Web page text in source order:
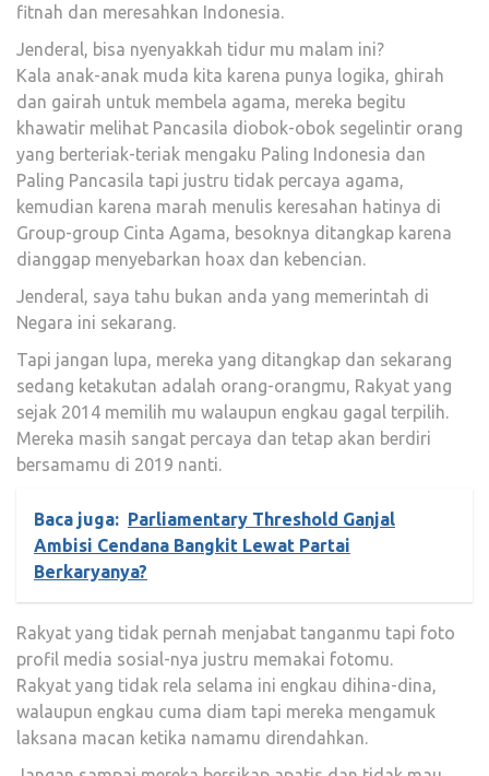
fitnah dan meresahkan Indonesia.
Jenderal, bisa nyenyakkah tidur mu malam ini?
Kala anak-anak muda kita karena punya logika, ghirah
dan gairah untuk membela agama, mereka begitu
khawatir melihat Pancasila diobok-obok segelintir orang
yang berteriak-teriak mengaku Paling Indonesia dan
Paling Pancasila tapi justru tidak percaya agama,
kemudian karena marah menulis keresahan hatinya di
Group-group Cinta Agama, besoknya ditangkap karena
dianggap menyebarkan hoax dan kebencian.
Jenderal, saya tahu bukan anda yang memerintah di
Negara ini sekarang.
Tapi jangan lupa, mereka yang ditangkap dan sekarang
sedang ketakutan adalah orang-orangmu, Rakyat yang
sejak 2014 memilih mu walaupun engkau gagal terpilih.
Mereka masih sangat percaya dan tetap akan berdiri
bersamamu di 2019 nanti.
Baca juga: Parliamentary Threshold Ganjal
Ambisi Cendana Bangkit Lewat Partai
Berkaryanya?
Rakyat yang tidak pernah menjabat tanganmu tapi foto
profil media sosial-nya justru memakai fotomu.
Rakyat yang tidak rela selama ini engkau dihina-dina,
walaupun engkau cuma diam tapi mereka mengamuk
laksana macan ketika namamu direndahkan.